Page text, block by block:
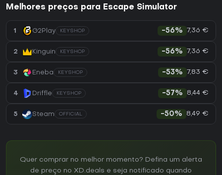
Melhores preços para Escape Simulator
1 G2Play KEYSHOP -56% 7,36 €
2 Kinguin KEYSHOP -56% 7,36 €
3 Eneba KEYSHOP -53% 7,83 €
4 Driffle KEYSHOP -57% 8,44 €
5 Steam OFFICIAL -50% 8,49 €
Quer comprar no melhor momento? Defina um alerta
de preço no XD.deals e seja notificado quando